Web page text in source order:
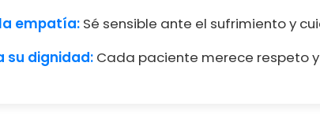
empatía: Sé sensible ante el sufrimiento y
su dignidad: Cada paciente merece respeto